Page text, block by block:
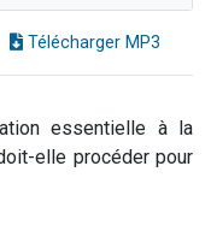
Télécharger MP3
essentielle à la
elle procéder pour